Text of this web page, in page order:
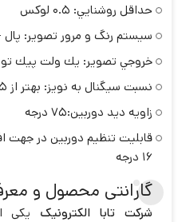
حداقل روشنايي: 0.5 لوكس
سيستم رنگ و مرور تصوير: پال - 625
خروجي تصوير: يك ولت پيك
نسبت سيگنال به نويز: بهتر از 45 دي بي
زاويه ديد دوربين:75 درجه
16 درجه
گارانتی محصول و
شرکت تابا الکترونیک یکی